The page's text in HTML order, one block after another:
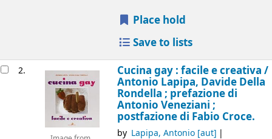
Place hold
Save to lists
2. Cucina gay : facile e creativa /
Antonio Lapipa, Davide Della
Rondella ; prefazione di
Antonio Veneziani ;
postfazione di Fabio Croce.
by Lapipa, Antonio[aut]